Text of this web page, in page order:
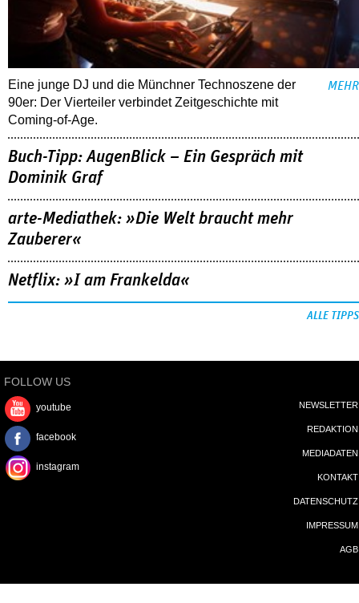
Eine junge DJ und die Münchner Technoszene der
90er: Der Vierteiler verbindet Zeitgeschichte mit
Coming-of-Age.
MEHR
Buch-Tipp: AugenBlick – Ein Gespräch mit
Dominik Graf
arte-Mediathek: »Die Welt braucht mehr
Zauberer«
Netflix: »I am Frankelda«
ALLE TIPPS
FOLLOW US
youtube
facebook
instagram
NEWSLETTER
REDAKTION
MEDIADATEN
KONTAKT
DATENSCHUTZ
IMPRESSUM
AGB